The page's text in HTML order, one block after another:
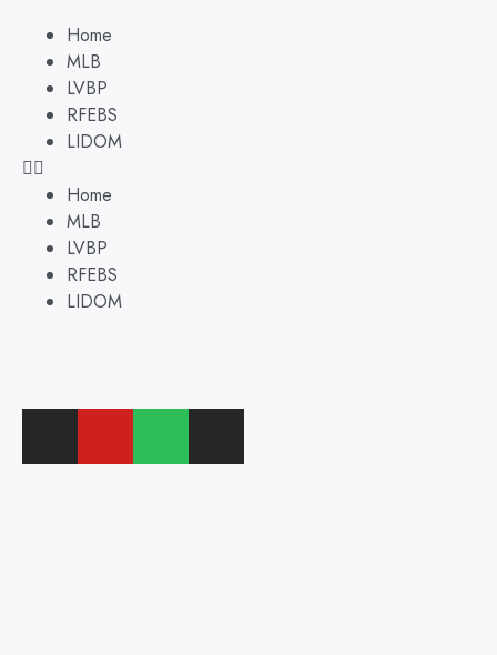
Home
MLB
LVBP
RFEBS
LIDOM
Home
MLB
LVBP
RFEBS
LIDOM